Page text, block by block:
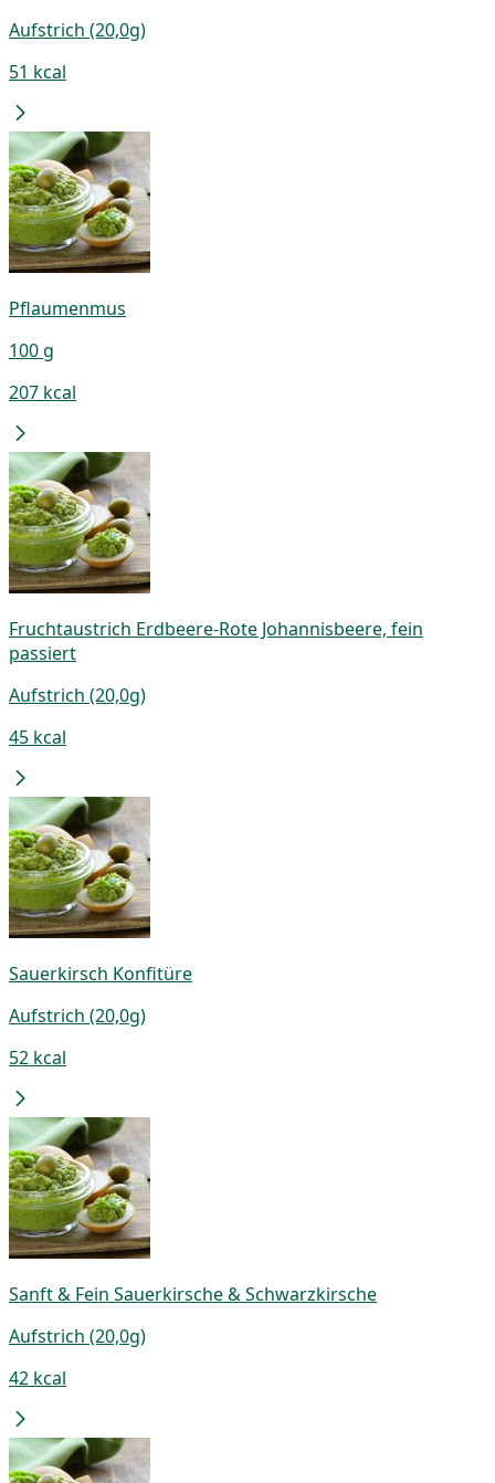
Aufstrich (20,0g)
51 kcal
Pflaumenmus
100 g
207 kcal
Fruchtaustrich Erdbeere-Rote Johannisbeere, fein
passiert
Aufstrich (20,0g)
45 kcal
Sauerkirsch Konfitüre
Aufstrich (20,0g)
52 kcal
Sanft & Fein Sauerkirsche & Schwarzkirsche
Aufstrich (20,0g)
42 kcal